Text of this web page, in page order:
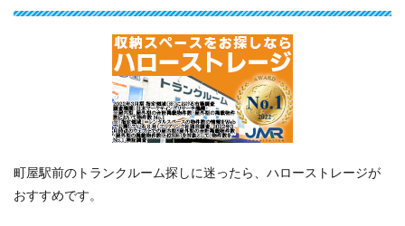
町屋駅前のトランクルーム探しに迷ったら、ハローストレージが
おすすめです。